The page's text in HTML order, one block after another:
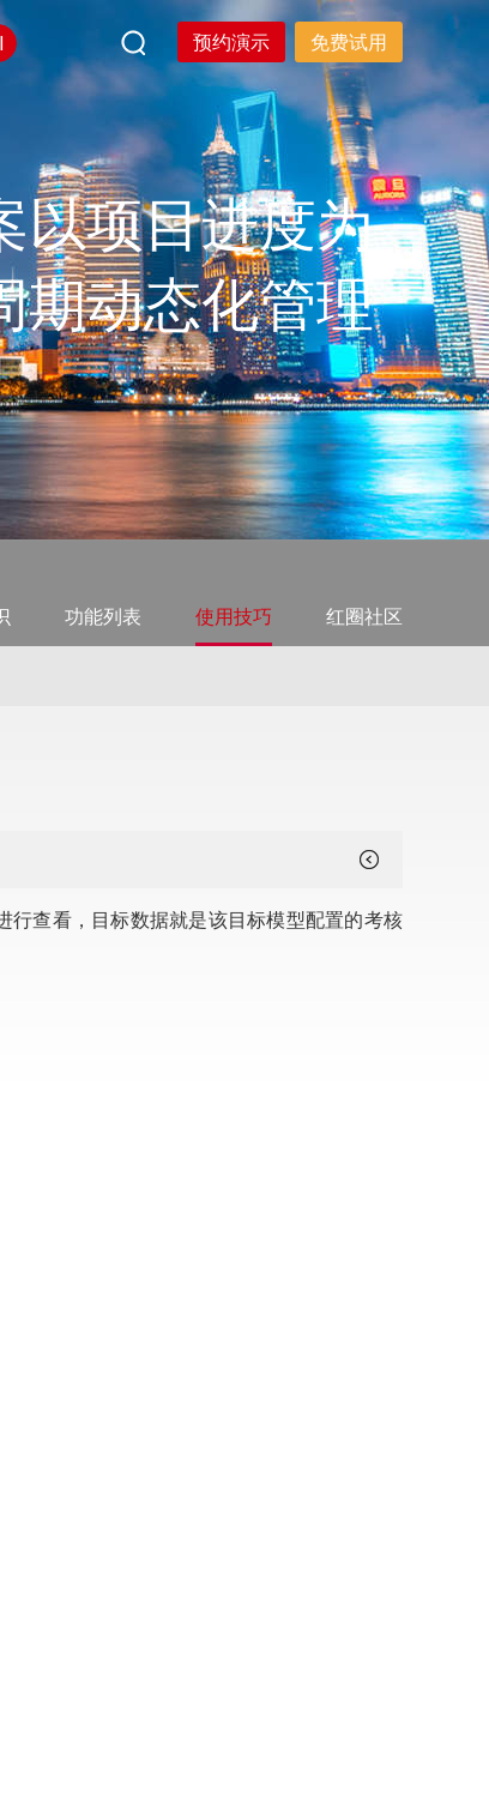
预约演示 免费试用
以项目进度为
期动态化管理
功能列表 使用技巧 红圈社区
查看，目标数据就是该目标模型配置的考核